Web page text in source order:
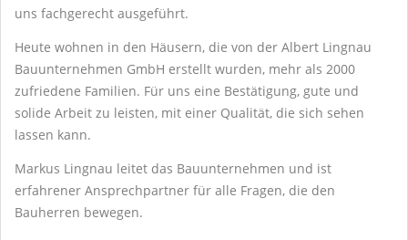
uns fachgerecht ausgeführt.
Heute wohnen in den Häusern, die von der Albert Lingnau
Bauunternehmen GmbH erstellt wurden, mehr als 2000
zufriedene Familien. Für uns eine Bestätigung, gute und
solide Arbeit zu leisten, mit einer Qualität, die sich sehen
lassen kann.
Markus Lingnau leitet das Bauunternehmen und ist
erfahrener Ansprechpartner für alle Fragen, die den
Bauherren bewegen.